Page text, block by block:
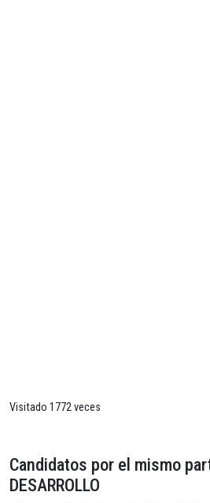
Visitado 1772 veces
Candidatos por el mismo
DESARROLLO